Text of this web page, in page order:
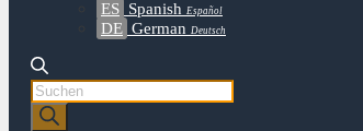
ES Spanish Español
DE German Deutsch
Products
search